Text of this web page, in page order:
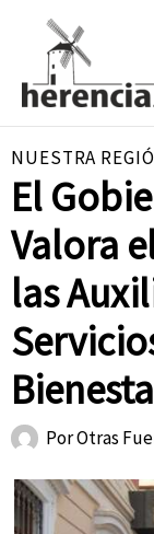
contenido
NUESTRA
El
Valora
las
PorOtras